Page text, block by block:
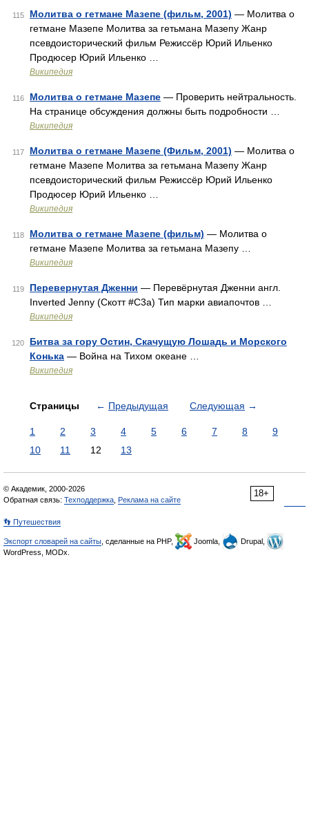
115 Молитва о гетмане Мазепе (фильм, 2001) — Молитва о
гетмане Мазепе Молитва за гетьмана Мазепу Жанр
псевдоисторический фильм Режиссёр Юрий Ильенко
Продюсер Юрий Ильенко …
Википедия
116 Молитва о гетмане Мазепе — Проверить нейтральность.
На странице обсуждения должны быть подробности …
Википедия
117 Молитва о гетмане Мазепе (Фильм, 2001) — Молитва о
гетмане Мазепе Молитва за гетьмана Мазепу Жанр
псевдоисторический фильм Режиссёр Юрий Ильенко
Продюсер Юрий Ильенко …
Википедия
118 Молитва о гетмане Мазепе (фильм) — Молитва о
гетмане Мазепе Молитва за гетьмана Мазепу …
Википедия
119 Перевернутая Дженни — Перевёрнутая Дженни англ.
Inverted Jenny (Скотт #C3a) Тип марки авиапочтов …
Википедия
120
Битва за гору Остин, Скачущую Лошадь и Морского
Конька — Война на Тихом океане …
Википедия
Страницы ← Предыдущая Следующая →
1 2 3 4 5 6 7 8
9
10
11 12 13
18+
© Академик, 2000-2026
Обратная связь: Техподдержка Реклама на сайте
👣 Путешествия
Экспорт словарей на сайты , сделанные на PHP, Joomla,
Drupal,
WordPress, MODx.